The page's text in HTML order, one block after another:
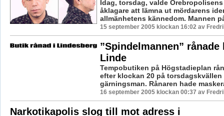
Idag, torsdag, valde
åklagare att lämna ut mördarens
allmänhetens kännedom. Mannen
15 september 2005 klockan 16:02 av
”Spindelmannen”
Linde
Tempobutiken på Högstadieplan
efter klockan 20 på torsdagskvällen
gärningsman. Rånaren hade
16 september 2005 klockan 00:37 av
Narkotikapolis slog till mot adress i